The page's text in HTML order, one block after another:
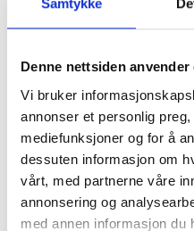
Samtykke
Denne nettsiden anvender
Vi bruker
annonser et personlig
mediefunksjoner og for å
dessuten informasjon om
vårt, med partnerne våre
annonsering og
med annen informasjon du
K2 Åskskydd
Åskskyddsklämma för
åskskyddskablar. Inklusive